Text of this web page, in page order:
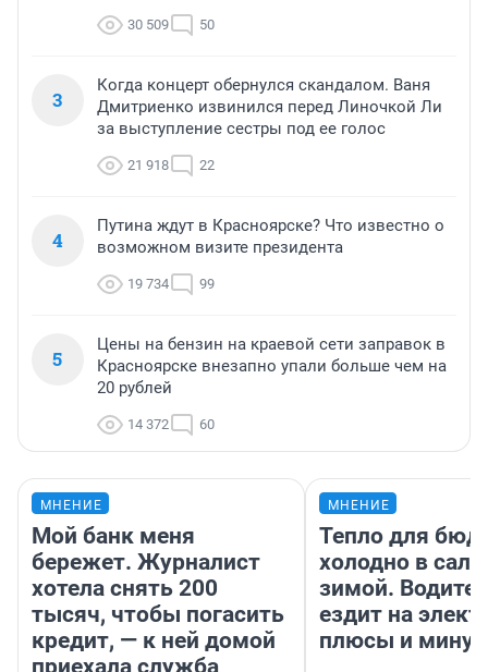
30 509 50
3
Когда концерт обернулся скандалом. Ваня
Дмитриенко извинился перед Линочкой Ли
за выступление сестры под ее голос
21 918 22
4
Путина ждут в Красноярске? Что известно о
возможном визите президента
19 734 99
5
Цены на бензин на краевой сети заправок в
Красноярске внезапно упали больше чем на
20 рублей
14 372 60
МНЕНИЕ
Мой банк меня
бережет. Журналист
хотела снять 200
тысяч, чтобы погасить
кредит, — к ней домой
приехала служба
МНЕНИЕ
Тепло для
холодно в
зимой.
ездит на
плюсы и